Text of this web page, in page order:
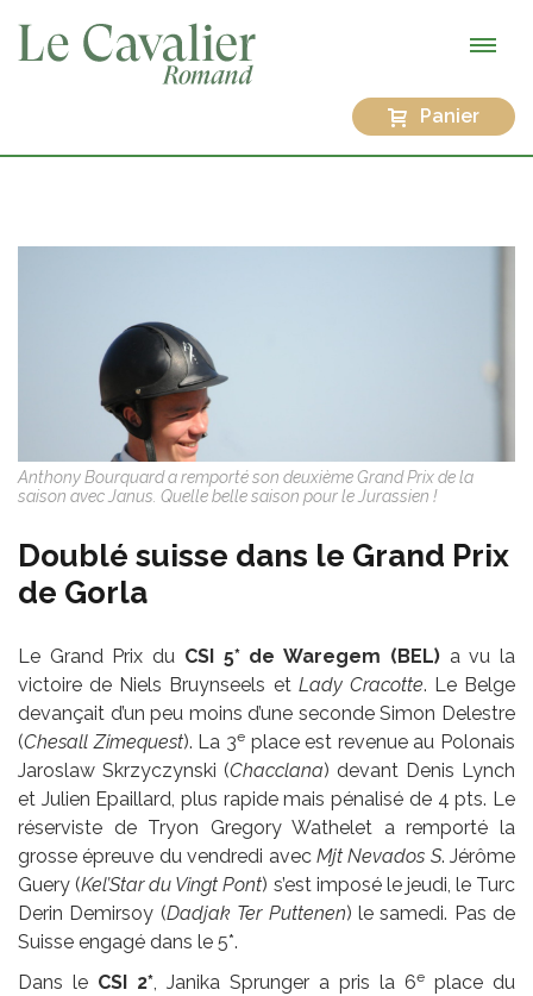
Panier
Anthony Bourquard a remporté son deuxième Grand Prix de la
saison avec Janus. Quelle belle saison pour le Jurassien !
Doublé suisse dans le Grand Prix
de Gorla
Le Grand Prix du CSI 5* de Waregem (BEL)a vu la
victoire de Niels Bruynseels et Lady Cracotte. Le Belge
devançait d’un peu moins d’une seconde Simon Delestre
(Chesall Zimequest). La 3eplace est revenue au Polonais
Jaroslaw Skrzyczynski (Chacclana) devant Denis Lynch
et Julien Epaillard, plus rapide mais pénalisé de 4 pts. Le
réserviste de Tryon Gregory Wathelet a remporté la
grosse épreuve du vendredi avecMjt Nevados S. Jérôme
Guery (Kel’Star du Vingt Pont) s’est imposé le jeudi, le Turc
Derin Demirsoy (Dadjak Ter Puttenen) le samedi. Pas de
Suisse engagé dans le 5*.
Dans le CSI 2*, Janika Sprunger a pris la 6e place du